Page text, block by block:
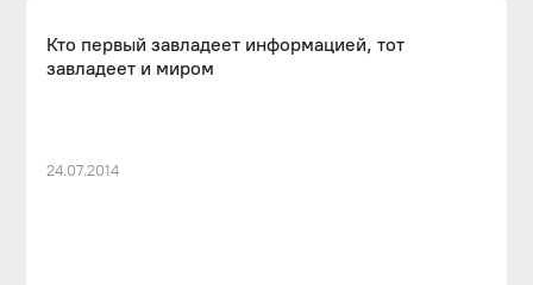
Кто первый завладеет информацией, тот
завладеет и миром
24.07.2014